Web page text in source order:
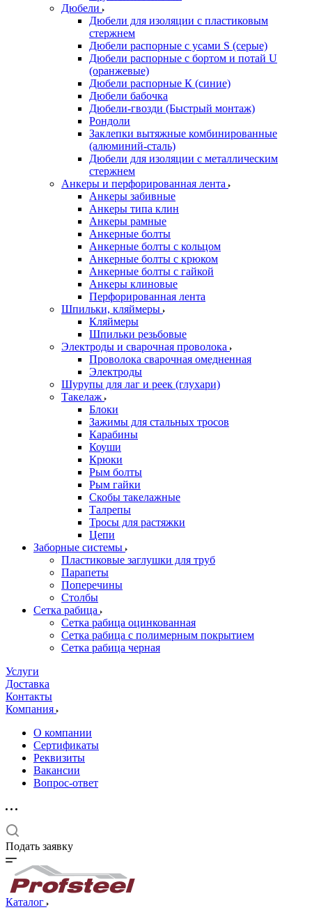
Дюбели
Дюбели для изоляции с пластиковым
стержнем
Дюбели распорные с усами S (серые)
Дюбели распорные c бортом и потай U
(оранжевые)
Дюбели распорные К (синие)
Дюбели бабочка
Дюбели-гвозди (Быстрый монтаж)
Рондоли
Заклепки вытяжные комбинированные
(алюминий-сталь)
Дюбели для изоляции с металлическим
стержнем
Анкеры и перфорированная лента
Анкеры забивные
Анкеры типа клин
Анкеры рамные
Анкерные болты
Анкерные болты с кольцом
Анкерные болты с крюком
Анкерные болты с гайкой
Анкеры клиновые
Перфорированная лента
Шпильки, кляймеры
Кляймеры
Шпильки резьбовые
Электроды и сварочная проволока
Проволока сварочная омедненная
Электроды
Шурупы для лаг и реек (глухари)
Такелаж
Блоки
Зажимы для стальных тросов
Карабины
Коуши
Крюки
Рым болты
Рым гайки
Скобы такелажные
Талрепы
Тросы для растяжки
Цепи
Заборные системы
Пластиковые заглушки для труб
Парапеты
Поперечины
Столбы
Сетка рабица
Сетка рабица оцинкованная
Сетка рабица с полимерным покрытием
Сетка рабица черная
Услуги
Доставка
Контакты
Компания
О компании
Сертификаты
Реквизиты
Вакансии
Вопрос-ответ
Подать заявку
Каталог